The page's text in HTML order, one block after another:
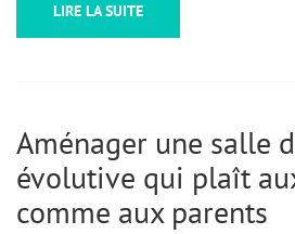
LIRE LA SUITE
Aménager une salle
évolutive qui plaît
comme aux parents